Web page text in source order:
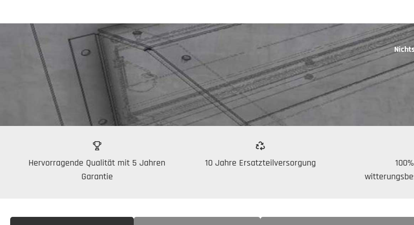
Hervorragende Qualität mit 5 Jahren
Garantie
10 Jahre Ersatzteilversorgung